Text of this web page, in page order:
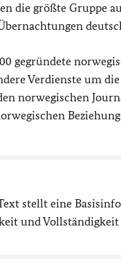
die größte Gruppe
gegründete
Verdienste um
norwegischen
stellt eine
und